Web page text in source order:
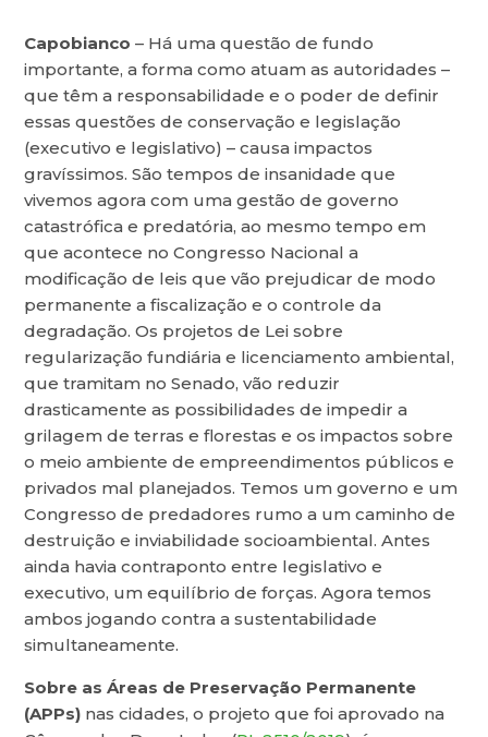
Capobianco– Há uma questão de fundo
importante, a forma como atuam as autoridades –
que têm a responsabilidade e o poder de definir
essas questões de conservação e legislação
(executivo e legislativo) – causa impactos
gravíssimos. São tempos de insanidade que
vivemos agora com uma gestão de governo
catastrófica e predatória, ao mesmo tempo em
que acontece no Congresso Nacional a
modificação de leis que vão prejudicar de modo
permanente a fiscalização e o controle da
degradação. Os projetos de Lei sobre
regularização fundiária e licenciamento ambiental,
que tramitam no Senado, vão reduzir
drasticamente as possibilidades de impedir a
grilagem de terras e florestas e os impactos sobre
o meio ambiente de empreendimentos públicos e
privados mal planejados. Temos um governo e um
Congresso de predadores rumo a um caminho de
destruição e inviabilidade socioambiental. Antes
ainda havia contraponto entre legislativo e
executivo, um equilíbrio de forças. Agora temos
ambos jogando contra a sustentabilidade
simultaneamente.
Sobre as Áreas de Preservação Permanente
(APPs) nas cidades, o projeto que foi aprovado na